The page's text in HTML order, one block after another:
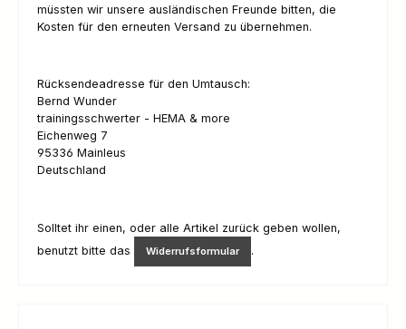
müssten wir unsere ausländischen Freunde bitten, die
Kosten für den erneuten Versand zu übernehmen.
Rücksendeadresse für den Umtausch:
Bernd Wunder
trainingsschwerter - HEMA & more
Eichenweg 7
95336 Mainleus
Deutschland
Solltet ihr einen, oder alle Artikel zurück geben wollen,
benutzt bitte das
Widerrufsformular .